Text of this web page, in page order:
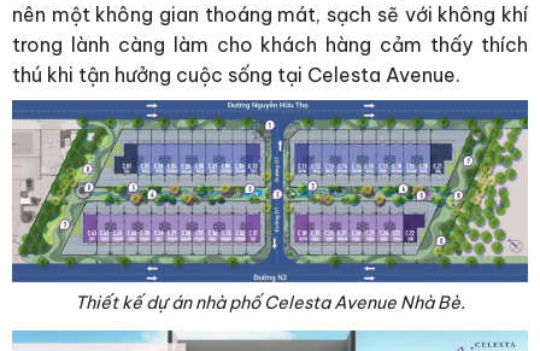
nên một không gian thoáng mát, sạch sẽ với không khí
trong lành càng làm cho khách hàng cảm thấy thích
thú khi tận hưởng cuộc sống tại Celesta Avenue.
Thiết kế dự án nhà phố Celesta Avenue Nhà Bè.